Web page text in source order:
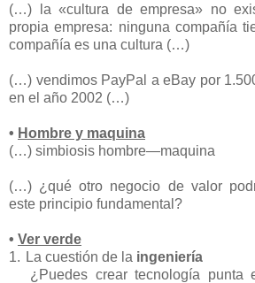
(…) la «cultura de empresa» no
propia empresa: ninguna compañía
compañía es una cultura (…)
(…) vendimos PayPal a eBay por
en el año 2002 (…)
• Hombre y maquina
(…) simbiosis hombre—maquina
(…) ¿qué otro negocio de valor
este principio fundamental?
• Ver verde
1. La cuestión de la ingeniería
¿Puedes crear tecnología punta